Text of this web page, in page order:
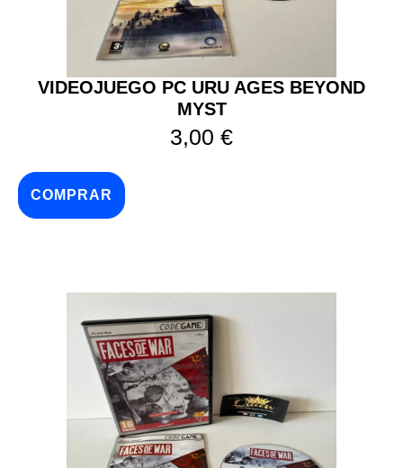
VIDEOJUEGO PC URU AGES BEYOND
MYST
3,00 €
COMPRAR